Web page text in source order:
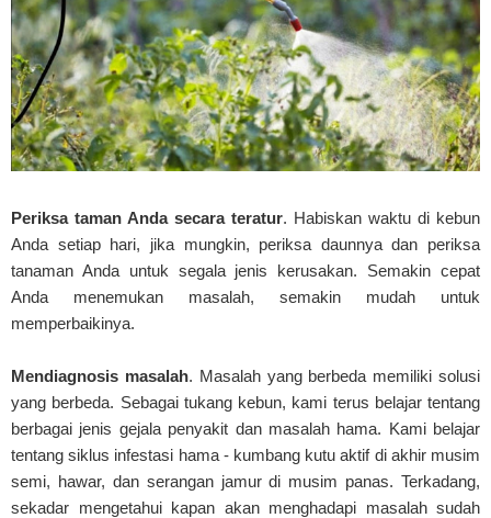
Periksa taman Anda secara teratur. Habiskan waktu di kebun
Anda setiap hari, jika mungkin, periksa daunnya dan periksa
tanaman Anda untuk segala jenis kerusakan. Semakin cepat
Anda menemukan masalah, semakin mudah untuk
memperbaikinya.
Mendiagnosis masalah. Masalah yang berbeda memiliki solusi
yang berbeda. Sebagai tukang kebun, kami terus belajar tentang
berbagai jenis gejala penyakit dan masalah hama. Kami belajar
tentang siklus infestasi hama - kumbang kutu aktif di akhir musim
semi, hawar, dan serangan jamur di musim panas. Terkadang,
sekadar mengetahui kapan akan menghadapi masalah sudah